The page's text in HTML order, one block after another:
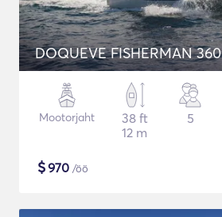
DOQUEVE FISHERMAN 360
Mootorjaht
38 ft
12 m
5
$970 /öö